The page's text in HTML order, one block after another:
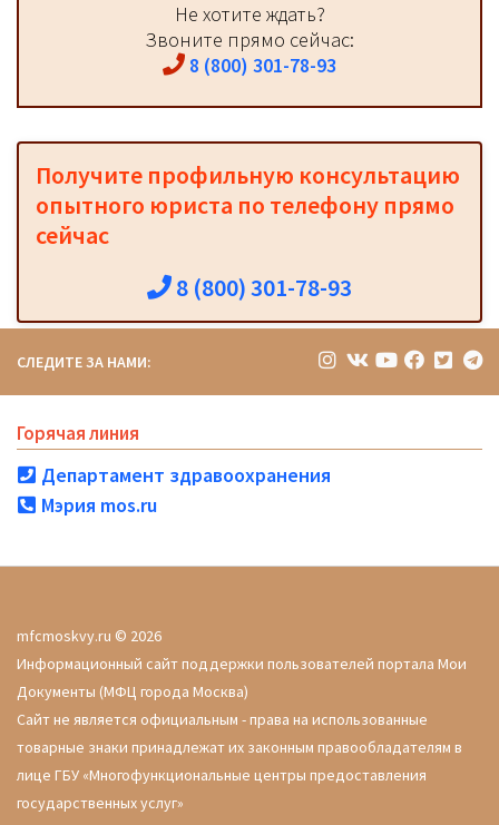
Не хотите ждать?
Звоните прямо сейчас:
8 (800) 301-78-93
Получите профильную консультацию
опытного юриста по телефону прямо
сейчас
8 (800) 301-78-93
СЛЕДИТЕ ЗА НАМИ:
Горячая линия
Департамент здравоохранения
Мэрия mos.ru
mfcmoskvy.ru © 2026
Информационный сайт поддержки пользователей портала Мои
Документы (МФЦ города Москва)
Сайт не является официальным - права на использованные
товарные знаки принадлежат их законным правообладателям в
лице ГБУ «Многофункциональные центры предоставления
государственных услуг»